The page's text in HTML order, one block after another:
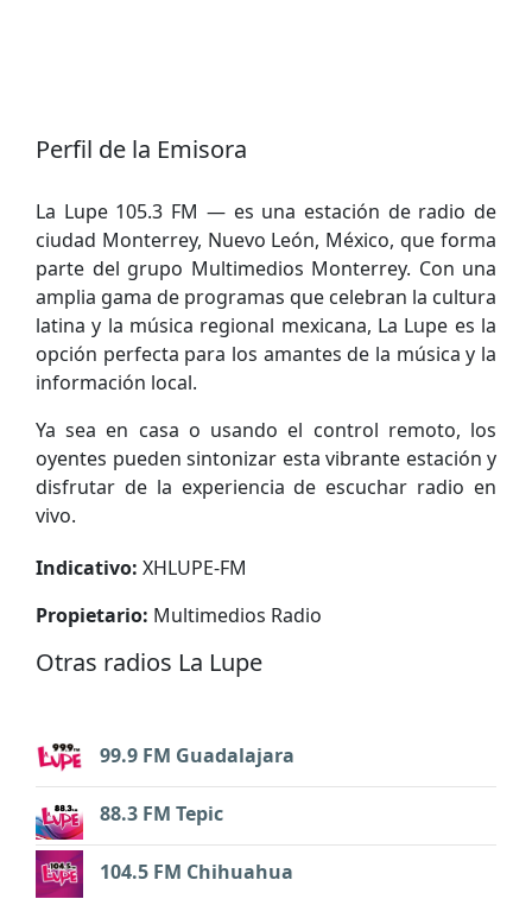
Perfil de la Emisora
La Lupe 105.3 FM — es una estación de radio de
ciudad Monterrey, Nuevo León, México, que forma
parte del grupo Multimedios Monterrey. Con una
amplia gama de programas que celebran la cultura
latina y la música regional mexicana, La Lupe es la
opción perfecta para los amantes de la música y la
información local.
Ya sea en casa o usando el control remoto, los
oyentes pueden sintonizar esta vibrante estación y
disfrutar de la experiencia de escuchar radio en
vivo.
Indicativo: XHLUPE-FM
Propietario: Multimedios Radio
Otras radios La Lupe
99.9 FM Guadalajara
88.3 FM Tepic
104.5 FM Chihuahua